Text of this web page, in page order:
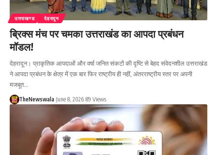
उत्तराखण्ड देहरादून
ब्रिक्स मंच पर चमका उत्तराखंड का आपदा प्रबंधन
मॉडल!
देहरादून। प्राकृतिक आपदाओं और वर्षा जनित संकटों की दृष्टि से बेहद संवेदनशील उत्तराखंड
ने आपदा प्रबंधन के क्षेत्र में एक बार फिर राष्ट्रीय ही नहीं, अंतरराष्ट्रीय स्तर पर अपनी
मजबूत…
TheNewswala June 8, 2026 89 Views